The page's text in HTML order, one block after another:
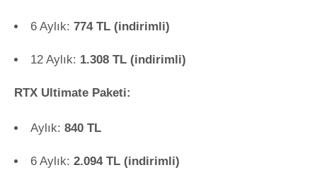
6 Aylık: 774 TL (indirimli)
12 Aylık: 1.308 TL (indirimli)
RTX Ultimate Paketi:
Aylık: 840 TL
6 Aylık: 2.094 TL (indirimli)